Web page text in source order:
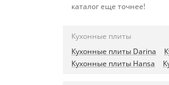
каталог еще точнее!
Кухонные плиты
Кухонные плиты Darina
Кухонные плиты Hansa